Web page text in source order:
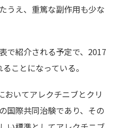
うえ、重篤な副作用も少な
で紹介される予定で、2017
ことになっている。
おいてアレクチニブとクリ
国際共同治験であり、その